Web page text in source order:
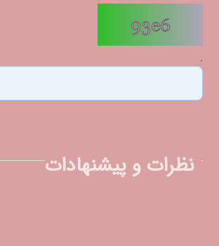
.
نظرات و پیشنهادات